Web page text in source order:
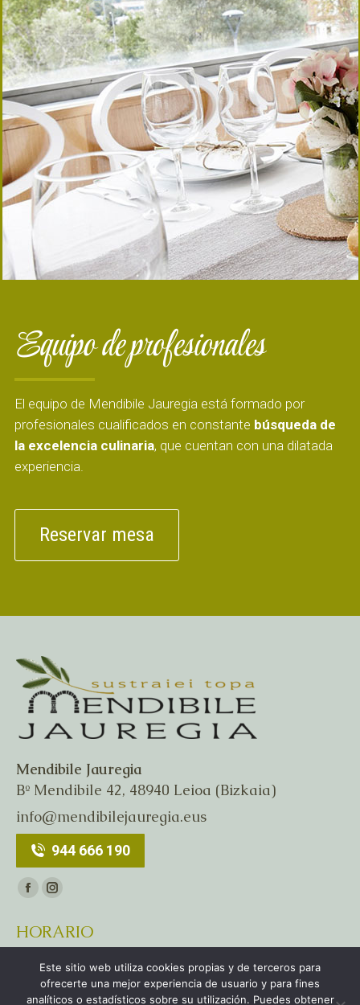
Equipo de profesionales
El equipo de Mendibile Jauregia está formado por
profesionales cualificados en constante búsqueda de
la excelencia culinaria, que cuentan con una dilatada
experiencia.
Reservar mesa
Mendibile Jauregia
Bº Mendibile 42, 48940 Leioa (Bizkaia)
info@mendibilejauregia.eus
944 666 190
Encuéntranos en:
Facebook
opens
new
Instagram
opens
new
HORARIO
de 11:00h a 19:00h
Este sitio web utiliza cookies propias y de terceros para
ofrecerte una mejor experiencia de usuario y para fines
analíticos o estadísticos sobre su utilización. Puedes obtener